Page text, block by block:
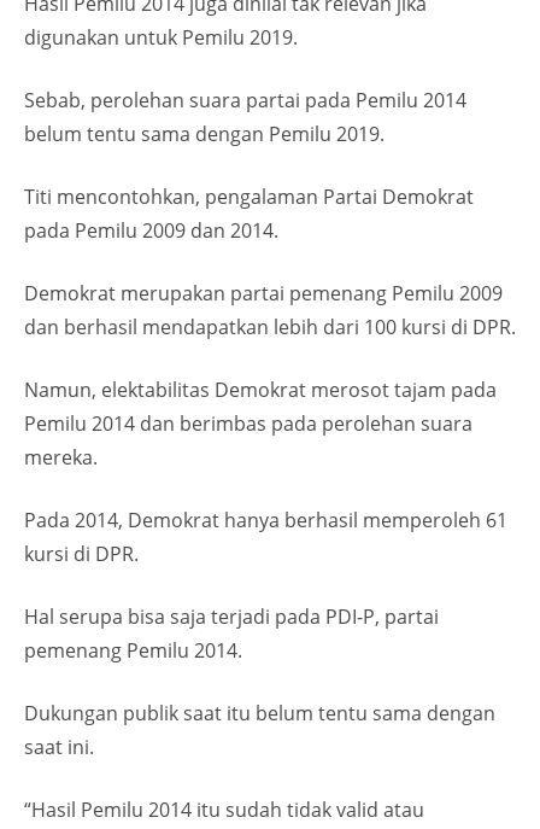
digunakan untuk Pemilu 2019.
Sebab, perolehan suara partai pada Pemilu 2014
belum tentu sama dengan Pemilu 2019.
Titi mencontohkan, pengalaman Partai Demokrat
pada Pemilu 2009 dan 2014.
Demokrat merupakan partai pemenang Pemilu 2009
dan berhasil mendapatkan lebih dari 100 kursi di DPR.
Namun, elektabilitas Demokrat merosot tajam pada
Pemilu 2014 dan berimbas pada perolehan suara
mereka.
Pada 2014, Demokrat hanya berhasil memperoleh 61
kursi di DPR.
Hal serupa bisa saja terjadi pada PDI-P, partai
pemenang Pemilu 2014.
Dukungan publik saat itu belum tentu sama dengan
saat ini.
“Hasil Pemilu 2014 itu sudah tidak valid atau